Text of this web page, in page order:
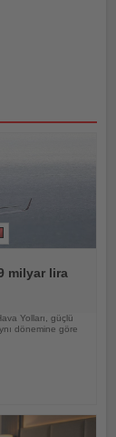
milyar lira
Yolları, güçlü
dönemine göre